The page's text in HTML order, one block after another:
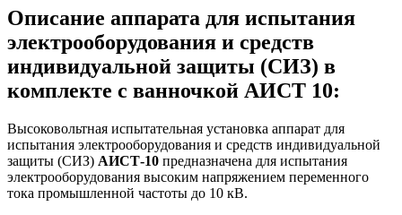
Описание аппарата для испытания
электрооборудования и средств
индивидуальной защиты (СИЗ) в
комплекте с ванночкой АИСТ 10:
Высоковольтная испытательная установка аппарат для
испытания электрооборудования и средств индивидуальной
защиты (СИЗ) АИСТ-10 предназначена для испытания
электрооборудования высоким напряжением переменного
тока промышленной частоты до 10 кВ.